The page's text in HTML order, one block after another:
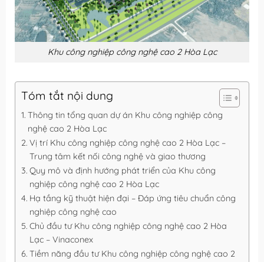
Khu công nghiệp công nghệ cao 2 Hòa Lạc
Tóm tắt nội dung
Thông tin tổng quan dự án Khu công nghiệp công
nghệ cao 2 Hòa Lạc
Vị trí Khu công nghiệp công nghệ cao 2 Hòa Lạc –
Trung tâm kết nối công nghệ và giao thương
Quy mô và định hướng phát triển của Khu công
nghiệp công nghệ cao 2 Hòa Lạc
Hạ tầng kỹ thuật hiện đại – Đáp ứng tiêu chuẩn công
nghiệp công nghệ cao
Chủ đầu tư Khu công nghiệp công nghệ cao 2 Hòa
Lạc – Vinaconex
Tiềm năng đầu tư Khu công nghiệp công nghệ cao 2